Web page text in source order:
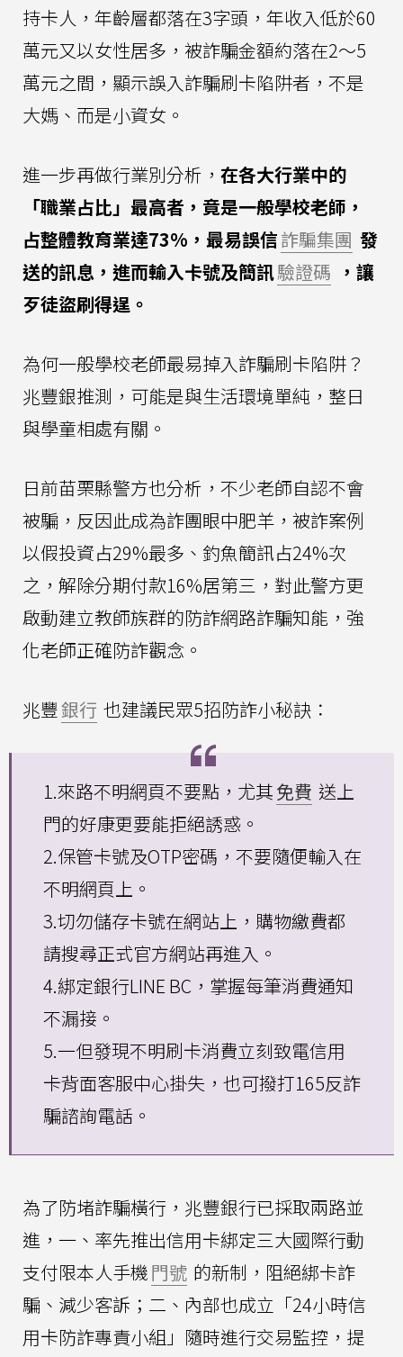
持卡人，年齡層都落在3字頭，年收入低於60
萬元又以女性居多，被詐騙金額約落在2～5
萬元之間，顯示誤入詐騙刷卡陷阱者，不是
大媽、而是小資女。
進一步再做行業別分析， 在各大行業中的
「職業占比」最高者，竟是一般學校老師，
占整體教育業達73%，最易誤信詐騙集團 發
送的訊息，進而輸入卡號及簡訊驗證碼 ，讓
歹徒盜刷得逞。
為何一般學校老師最易掉入詐騙刷卡陷阱？
兆豐銀推測，可能是與生活環境單純，整日
與學童相處有關。
日前苗栗縣警方也分析，不少老師自認不會
被騙，反因此成為詐團眼中肥羊，被詐案例
以假投資占29%最多、釣魚簡訊占24%次
之，解除分期付款16%居第三，對此警方更
啟動建立教師族群的防詐網路詐騙知能，強
化老師正確防詐觀念。
兆豐銀行 也建議民眾5招防詐小秘訣：
1.來路不明網頁不要點，尤其免費 送上
門的好康更要能拒絕誘惑。
2.保管卡號及OTP密碼，不要隨便輸入在
不明網頁上。
3.切勿儲存卡號在網站上，購物繳費都
請搜尋正式官方網站再進入。
4.綁定銀行LINE BC，掌握每筆消費通知
不漏接。
5.一但發現不明刷卡消費立刻致電信用
卡背面客服中心掛失，也可撥打165反詐
騙諮詢電話。
為了防堵詐騙橫行，兆豐銀行已採取兩路並
進，一、率先推出信用卡綁定三大國際行動
支付限本人手機門號 的新制，阻絕綁卡詐
騙、減少客訴；二、內部也成立「24小時信
用卡防詐專責小組」隨時進行交易監控，提